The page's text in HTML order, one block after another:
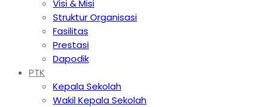
Visi & Misi
Struktur Organisasi
Fasilitas
Prestasi
Dapodik
PTK
Kepala Sekolah
Wakil Kepala Sekolah